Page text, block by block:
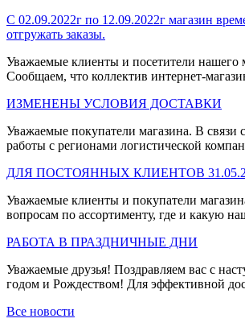
С 02.09.2022г по 12.09.2022г магазин
отгружать заказы.
Уважаемые клиенты и посетители нашего
Сообщаем, что коллектив интернет-
ИЗМЕНЕНЫ УСЛОВИЯ ДОСТАВКИ
Уважаемые покупатели магазина. В связи
работы с регионами логистической
ДЛЯ ПОСТОЯННЫХ КЛИЕНТОВ
Уважаемые клиенты и покупатели
вопросам по ассортименту, где и какую
РАБОТА В ПРАЗДНИЧНЫЕ ДНИ
Уважаемые друзья! Поздравляем вас с
годом и Рождеством! Для эффективной
Все новости